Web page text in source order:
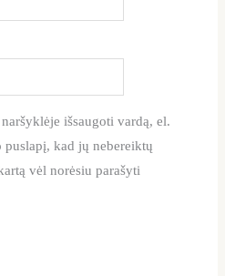
išsaugoti vardą, el.
puslapį, kad jų nebereiktų
vėl norėsiu parašyti